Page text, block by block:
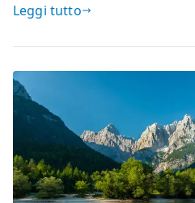
Leggi tutto